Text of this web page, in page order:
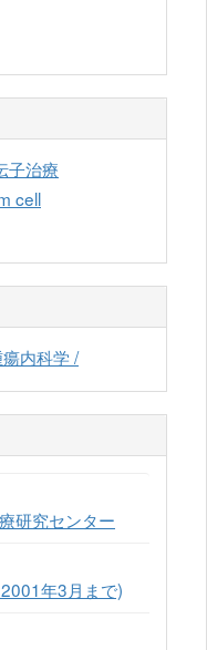
子治療
cell
内科学 /
研究センター
年3月まで)